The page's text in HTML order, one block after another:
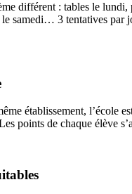
différent : tables le lundi,
samedi… 3 tentatives par
établissement, l’école
points de chaque élève